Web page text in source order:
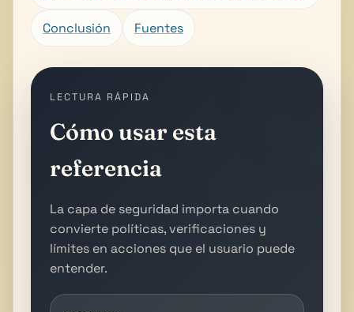
Conclusión Fuentes
LECTURA RÁPIDA
Cómo usar esta
referencia
La capa de seguridad importa cuando
convierte políticas, verificaciones y
límites en acciones que el usuario puede
entender.